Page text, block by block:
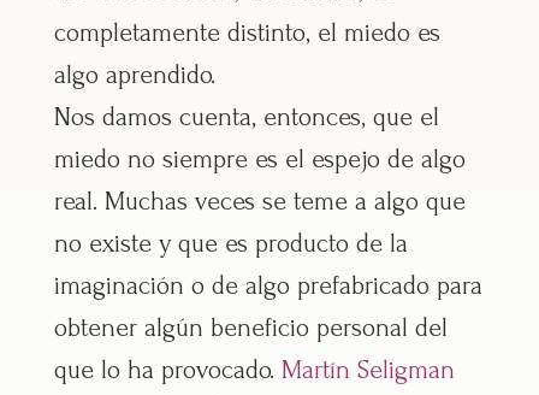
completamente distinto, el miedo es
algo aprendido.
Nos damos cuenta, entonces, que el
miedo no siempre es el espejo de algo
real. Muchas veces se teme a algo que
no existe y que es producto de la
imaginación o de algo prefabricado para
obtener algún beneficio personal del
que lo ha provocado. Martín Seligman